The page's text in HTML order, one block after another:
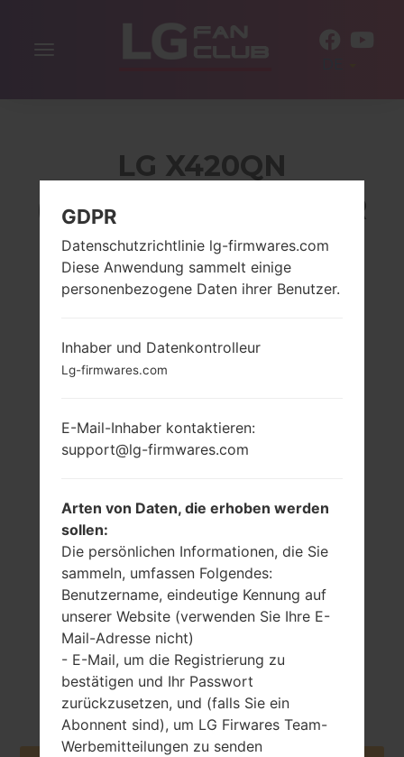
Navigation
LG X420QN
(LMX420QN) AUS DER
LG K40-SERIE
NA
NA
Android 9 Pie
GDPR
Datenschutzrichtlinie lg-firmwares.com
Diese Anwendung sammelt einige
personenbezogene Daten ihrer Benutzer.
Inhaber und Datenkontrolleur
Lg-firmwares.com
E-Mail-Inhaber kontaktieren:
support@lg-firmwares.com
Arten von Daten, die erhoben werden
sollen:
Die persönlichen Informationen, die Sie
sammeln, umfassen Folgendes:
Benutzername, eindeutige Kennung auf
unserer Website (verwenden Sie Ihre E-
Mail-Adresse nicht)
- E-Mail, um die Registrierung zu
bestätigen und Ihr Passwort
zurückzusetzen, und (falls Sie ein
Abonnent sind), um LG Firwares Team-
Werbemitteilungen zu senden